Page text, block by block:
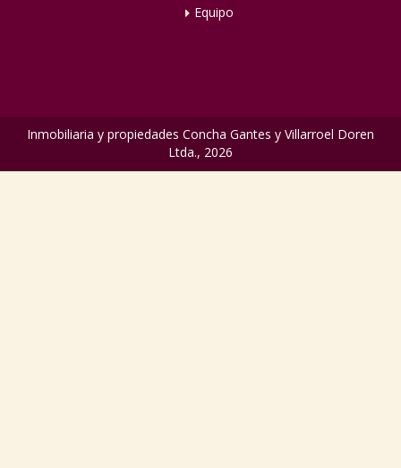
Equipo
Inmobiliaria y propiedades Concha Gantes y Villarroel Doren
Ltda., 2026